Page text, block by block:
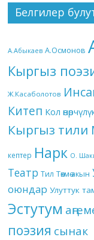
Белгилер
А.Абыкаев А.Осмонов
Кыргыз
Ж.Касаболотов
Китеп Кол
Кыргыз тили
кептер Нарк О.
Театр Тил Төкмө акын
оюндар Улуттук
Эстутум
поэзия сынак